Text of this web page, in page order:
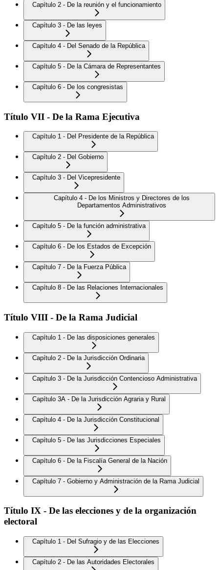
Capítulo 2 - De la reunión y el funcionamiento
Capítulo 3 - De las leyes
Capítulo 4 - Del Senado de la República
Capítulo 5 - De la Cámara de Representantes
Capítulo 6 - De los congresistas
Título VII - De la Rama Ejecutiva
Capítulo 1 - Del Presidente de la República
Capítulo 2 - Del Gobierno
Capítulo 3 - Del Vicepresidente
Capítulo 4 - De los Ministros y Directores de los
Departamentos Administrativos
Capítulo 5 - De la función administrativa
Capítulo 6 - De los Estados de Excepción
Capítulo 7 - De la Fuerza Pública
Capítulo 8 - De las Relaciones Internacionales
Título VIII - De la Rama Judicial
Capítulo 1 - De las disposiciones generales
Capítulo 2 - De la Jurisdicción Ordinaria
Capítulo 3 - De la Jurisdicción Contencioso Administrativa
Capítulo 3A - De la Jurisdicción Agraria y Rural
Capítulo 4 - De la Jurisdicción Constitucional
Capítulo 5 - De las Jurisdicciones Especiales
Capítulo 6 - De la Fiscalía General de la Nación
Capítulo 7 - Gobierno y Administración de la Rama Judicial
Título IX - De las elecciones y de la organización
electoral
Capítulo 1 - Del Sufragio y de las Elecciones
Capítulo 2 - De las Autoridades Electorales